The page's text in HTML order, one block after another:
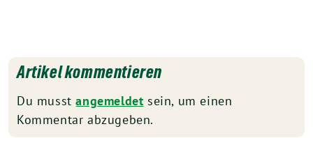
Artikel kommentieren
Du musstangemeldet sein, um einen
Kommentar abzugeben.